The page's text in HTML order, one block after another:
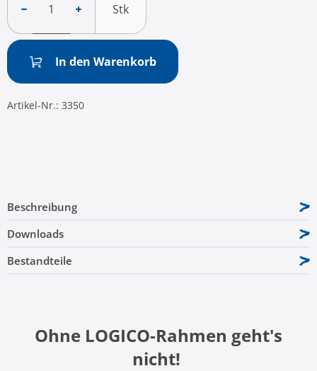
Stk
In den Warenkorb
Artikel-Nr.: 3350
Beschreibung
Downloads
Bestandteile
Ohne LOGICO-Rahmen geht's
nicht!